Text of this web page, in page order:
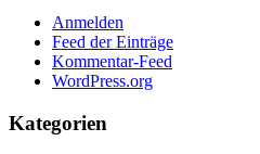
Anmelden
Feed der Einträge
Kommentar-Feed
WordPress.org
Kategorien